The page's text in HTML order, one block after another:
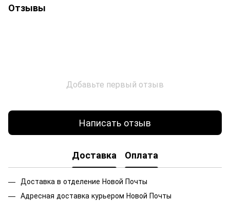
Отзывы
Добавьте первый отзыв
Написать отзыв
Доставка Оплата
Доставка в отделение Новой Почты
Адресная доставка курьером Новой Почты